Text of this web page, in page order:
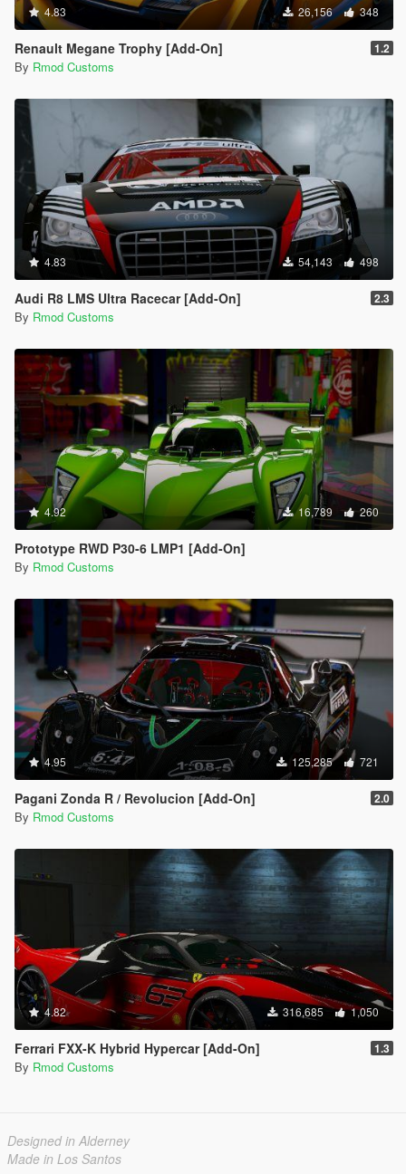
4.83 26,156 348
Renault Megane Trophy [Add-On] 1.2
By Rmod Customs
4.83 54,143 498
Audi R8 LMS Ultra Racecar [Add-On] 2.3
By Rmod Customs
4.92 16,789 260
Prototype RWD P30-6 LMP1 [Add-On]
By Rmod Customs
4.95 125,285 721
Pagani Zonda R / Revolucion [Add-On] 2.0
By Rmod Customs
4.82 316,685 1,050
Ferrari FXX-K Hybrid Hypercar [Add-On] 1.3
By Rmod Customs
Designed in Alderney
Made in Los Santos